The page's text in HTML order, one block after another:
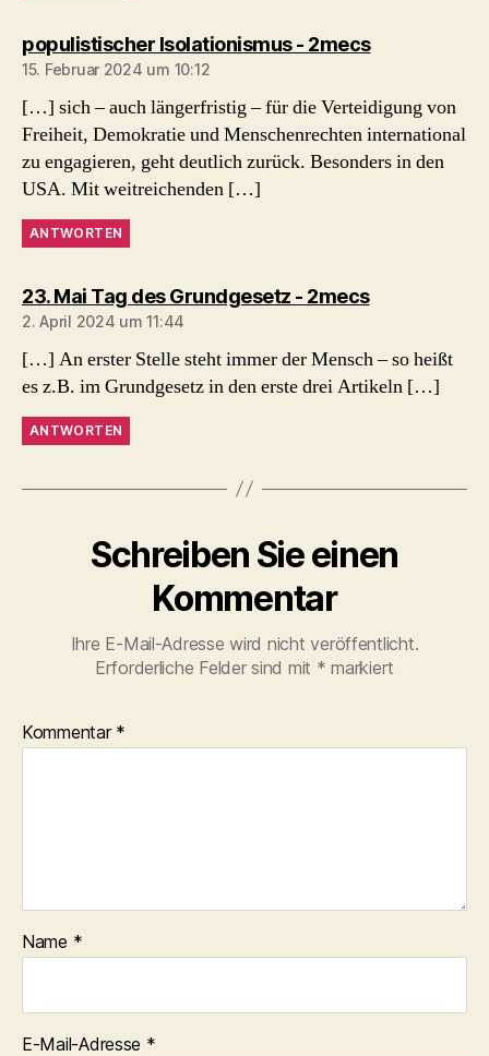
populistischer Isolationismus - 2mecssagt:
15. Februar 2024 um 10:12
[…] sich – auch längerfristig – für die Verteidigung von
Freiheit, Demokratie und Menschenrechten international
zu engagieren, geht deutlich zurück. Besonders in den
USA. Mit weitreichenden […]
ANTWORTEN
23. Mai Tag des Grundgesetz - 2mecssagt:
2. April 2024 um 11:44
[…] An erster Stelle steht immer der Mensch – so heißt
es z.B. im Grundgesetz in den erste drei Artikeln […]
ANTWORTEN
Schreiben Sie einen
Kommentar
Ihre E-Mail-Adresse wird nicht veröffentlicht.
Erforderliche Felder sind mit * markiert
Kommentar *
Name *
E-Mail-Adresse *